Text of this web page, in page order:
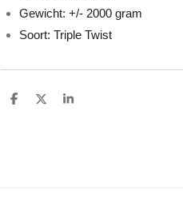
Gewicht: +/- 2000 gram
Soort: Triple Twist
D
D
S